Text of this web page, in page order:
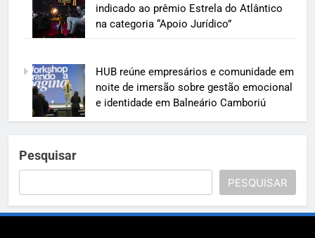
indicado ao prêmio Estrela do Atlântico
na categoria “Apoio Jurídico”
HUB reúne empresários e comunidade em
noite de imersão sobre gestão emocional
e identidade em Balneário Camboriú
Pesquisar
PESQUISAR